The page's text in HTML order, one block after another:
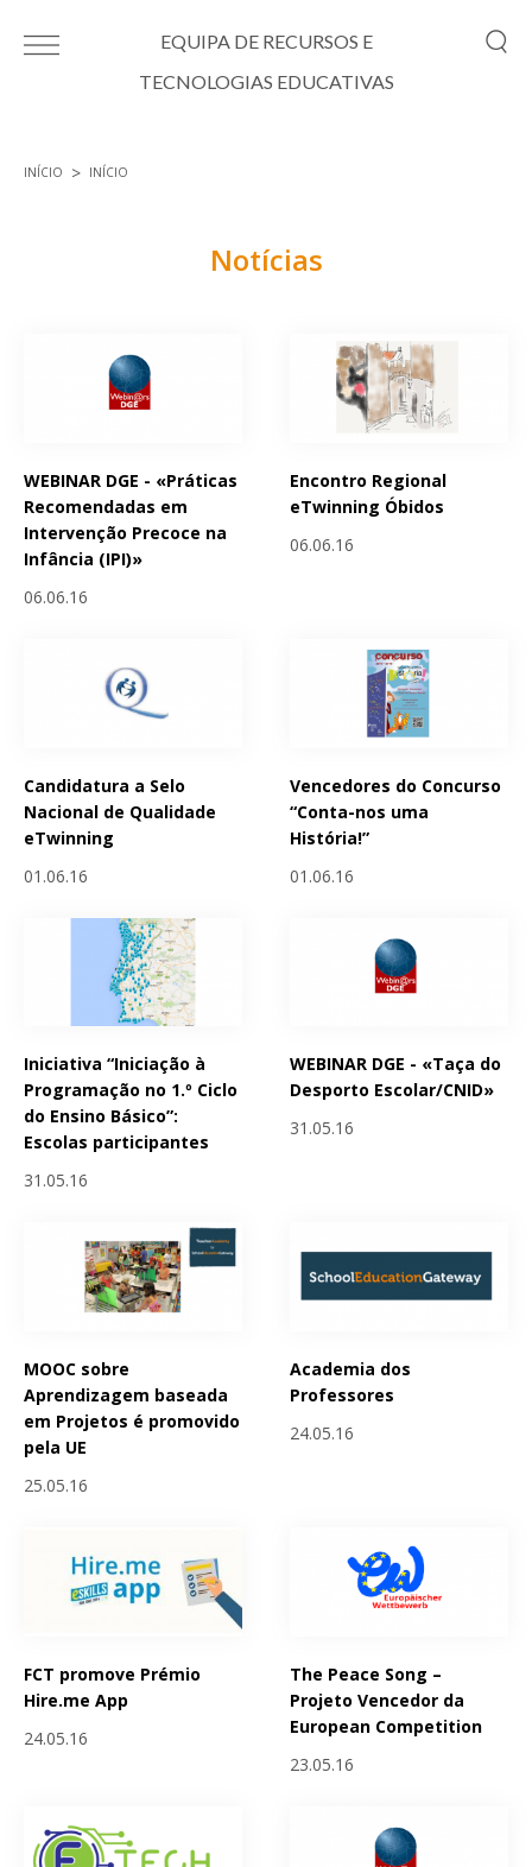
EQUIPA DE RECURSOS E
TECNOLOGIAS EDUCATIVAS
INÍCIO INÍCIO
Notícias
WEBINAR DGE - «Práticas
Recomendadas em
Intervenção Precoce na
Infância (IPI)»
06.06.16
Encontro Regional
eTwinning Óbidos
06.06.16
Candidatura a Selo
Nacional de Qualidade
eTwinning
01.06.16
Vencedores do Concurso
“Conta-nos uma
História!”
01.06.16
Iniciativa “Iniciação à
Programação no 1.º Ciclo
do Ensino Básico”:
Escolas participantes
31.05.16
WEBINAR DGE - «Taça do
Desporto Escolar/CNID»
31.05.16
MOOC sobre
Aprendizagem baseada
em Projetos é promovido
pela UE
25.05.16
Academia dos
Professores
24.05.16
FCT promove Prémio
Hire.me App
24.05.16
The Peace Song –
Projeto Vencedor da
European Competition
23.05.16
Páginas